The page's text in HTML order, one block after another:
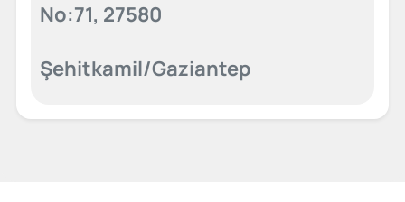
No:71, 27580
Şehitkamil/Gaziantep